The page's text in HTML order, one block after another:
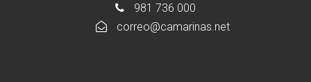
981 736 000
correo@camarinas.net